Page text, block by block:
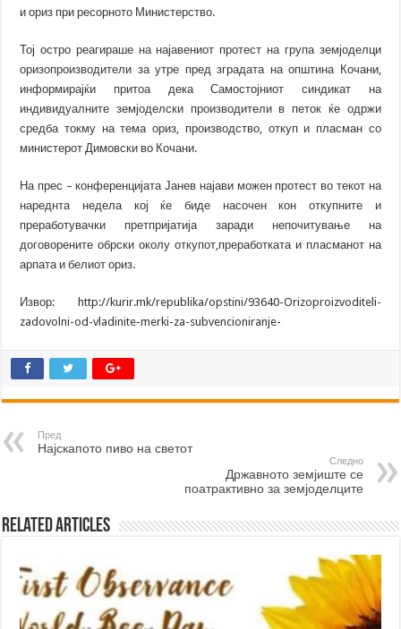
и ориз при ресорното Министерство.
Тој остро реагираше на најавениот протест на група земјоделци
оризопроизводители за утре пред зградата на општина Кочани,
информирајќи притоа дека Самостојниот синдикат на
индивидуалните земјоделски производители в петок ќе одржи
средба токму на тема ориз, производство, откуп и пласман со
министерот Димовски во Кочани.
На прес – конференцијата Јанев најави можен протест во текот на
нареднта недела кој ќе биде насочен кон откупните и
преработувачки претпријатија заради непочитување на
договорените обрски околу откупот,преработката и пласманот на
арпата и белиот ориз.
Извор: http://kurir.mk/republika/opstini/93640-Orizoproizvoditeli-
zadovolni-od-vladinite-merki-za-subvencioniranje-
Пред
Најскапото пиво на светот
Следно
Државното земјиште се
поатрактивно за земјоделците
Related Articles